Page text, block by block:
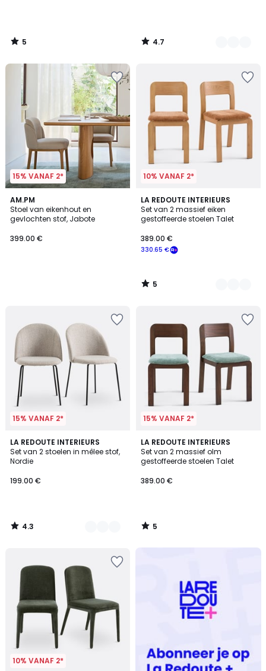
5
/
4.7
/
15% VANAF 2*
AM.PM
Stoel van eikenhout en
gevlochten stof, Jabote
399.00 €
10% VANAF 2*
LA REDOUTE INTERIEURS
Set van 2 massief eiken
gestoffeerde stoelen Talet
330.65 €
389.00 €
5
/
5
2
Kleuren
5
/
15% VANAF 2*
LA REDOUTE INTERIEURS
Set van 2 stoelen in mêlee stof,
Nordie
199.00 €
4.3
/ 5
3
Kleuren
4.3
/
15% VANAF 2*
LA REDOUTE INTERIEURS
Set van 2 massief olm
gestoffeerde stoelen Talet
389.00 €
5
/
5
5
/
10% VANAF 2*